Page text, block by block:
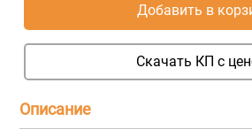
Добавить в
Скачать КП с
Описание